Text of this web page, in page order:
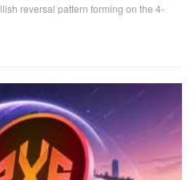
reversal pattern forming on the 4-